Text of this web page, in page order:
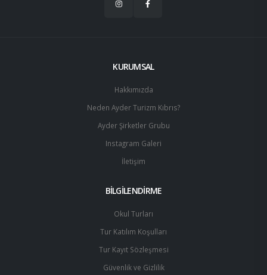
KURUMSAL
Hakkımızda
Neden Ayder Turizm Kıbrıs?
Ayder Şirketler Grubu
Instagram Galeri
İletişim
BİLGİLENDİRME
Okul Turları
Tur Katılım Koşulları
Tur Kayıt Sözleşmesi
Güvenlik ve Gizlilik